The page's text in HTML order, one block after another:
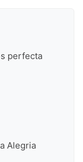
perfecta
Alegria